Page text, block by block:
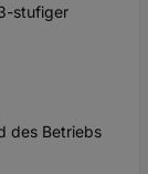
stufiger
des Betriebs